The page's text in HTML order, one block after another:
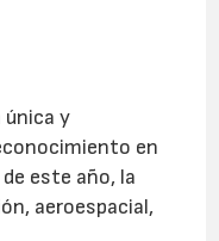
única y
en
este año, la
aeroespacial,